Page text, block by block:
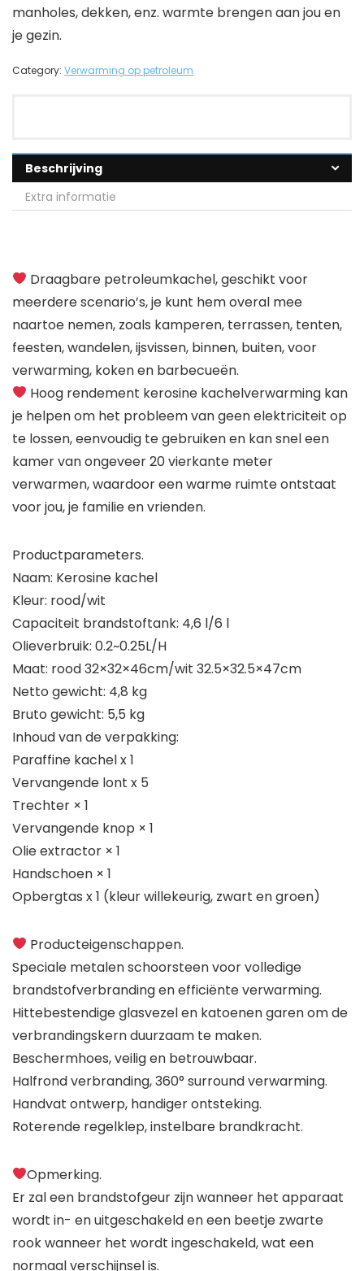
manholes, dekken, enz. warmte brengen aan jou en
je gezin.
Category: Verwarming op petroleum
Beschrijving
Extra informatie
Draagbare petroleumkachel, geschikt voor
meerdere scenario’s, je kunt hem overal mee
naartoe nemen, zoals kamperen, terrassen, tenten,
feesten, wandelen, ijsvissen, binnen, buiten, voor
verwarming, koken en barbecueën.
Hoog rendement kerosine kachelverwarming kan
je helpen om het probleem van geen elektriciteit op
te lossen, eenvoudig te gebruiken en kan snel een
kamer van ongeveer 20 vierkante meter
verwarmen, waardoor een warme ruimte ontstaat
voor jou, je familie en vrienden.
Productparameters.
Naam: Kerosine kachel
Kleur: rood/wit
Capaciteit brandstoftank: 4,6 l/6 l
Olieverbruik: 0.2~0.25L/H
Maat: rood 32×32×46cm/wit 32.5×32.5×47cm
Netto gewicht: 4,8 kg
Bruto gewicht: 5,5 kg
Inhoud van de verpakking:
Paraffine kachel x 1
Vervangende lont x 5
Trechter × 1
Vervangende knop × 1
Olie extractor × 1
Handschoen × 1
Opbergtas x 1 (kleur willekeurig, zwart en groen)
Producteigenschappen.
Speciale metalen schoorsteen voor volledige
brandstofverbranding en efficiënte verwarming.
Hittebestendige glasvezel en katoenen garen om de
verbrandingskern duurzaam te maken.
Beschermhoes, veilig en betrouwbaar.
Halfrond verbranding, 360° surround verwarming.
Handvat ontwerp, handiger ontsteking.
Roterende regelklep, instelbare brandkracht.
Opmerking.
Er zal een brandstofgeur zijn wanneer het apparaat
wordt in- en uitgeschakeld en een beetje zwarte
rook wanneer het wordt ingeschakeld, wat een
normaal verschijnsel is.